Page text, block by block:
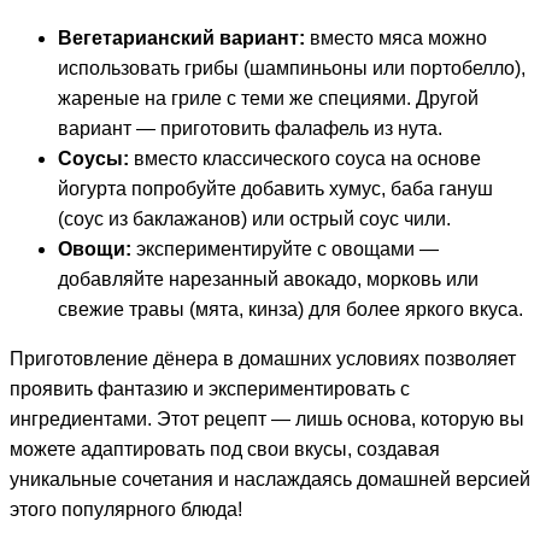
Вегетарианский вариант: вместо мяса можно
использовать грибы (шампиньоны или портобелло),
жареные на гриле с теми же специями. Другой
вариант — приготовить фалафель из нута.
Соусы: вместо классического соуса на основе
йогурта попробуйте добавить хумус, баба гануш
(соус из баклажанов) или острый соус чили.
Овощи: экспериментируйте с овощами —
добавляйте нарезанный авокадо, морковь или
свежие травы (мята, кинза) для более яркого вкуса.
Приготовление дёнера в домашних условиях позволяет
проявить фантазию и экспериментировать с
ингредиентами. Этот рецепт — лишь основа, которую вы
можете адаптировать под свои вкусы, создавая
уникальные сочетания и наслаждаясь домашней версией
этого популярного блюда!